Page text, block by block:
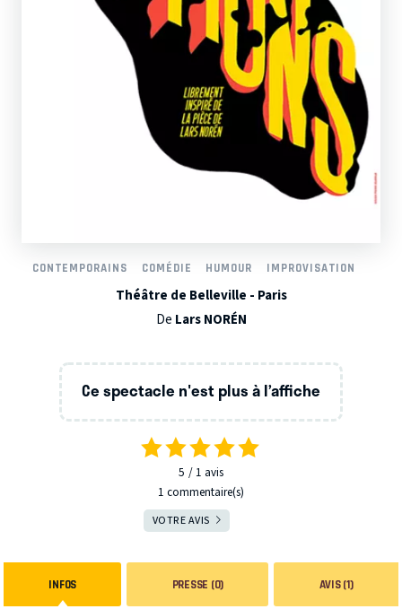
CONTEMPORAINS COMÉDIE HUMOUR IMPROVISATION
Théâtre de Belleville - Paris
De Lars NORÉN
Ce spectacle n'est plus à l’affiche
5 1 avis
1 commentaire(s)
VOTRE AVIS
INFOS PRESSE (0) AVIS (1)